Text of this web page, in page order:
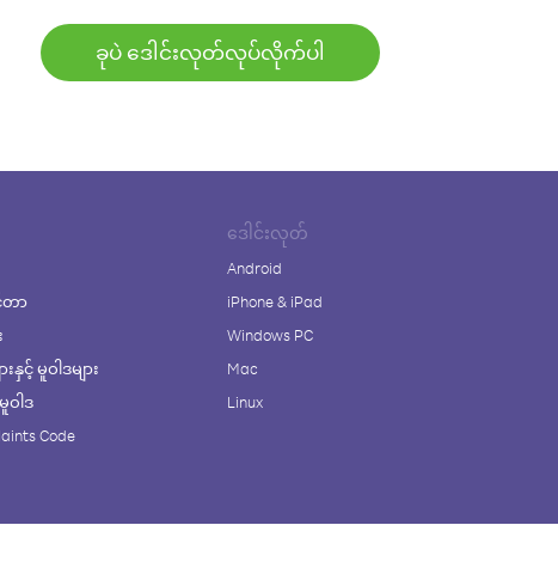
ခုပဲ ဒေါင်းလုတ်လုပ်လိုက်ပါ
ာ
င့် မူဝါဒများ
ါဒ
Code
ဒေါင်းလုတ်
Android
iPhone & iPad
Windows PC
Mac
Linux